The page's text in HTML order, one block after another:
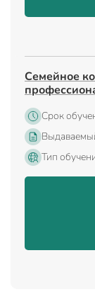
Семейное
Срок
Тип